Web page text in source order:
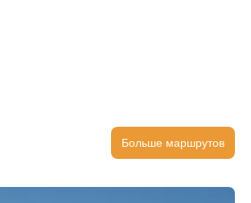
Больше маршрутов